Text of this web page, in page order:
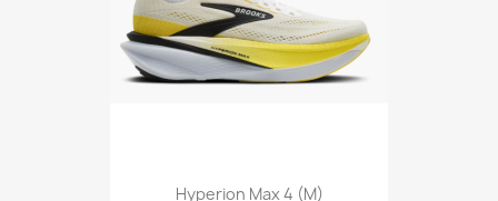
Hyperion Max 4 (M)